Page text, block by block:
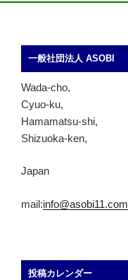
一般社団法人 ASOBI
Wada-cho,
Cyuo-ku,
Hamamatsu-shi,
Shizuoka-ken,
Japan
mail:info@asobi11.com
投稿カレンダー